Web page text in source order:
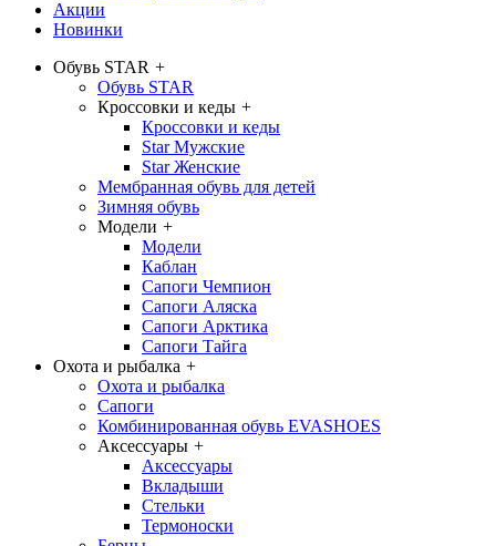
Акции
Новинки
Обувь STAR +
Обувь STAR
Кроссовки и кеды +
Кроссовки и кеды
Star Мужские
Star Женские
Мембранная обувь для детей
Зимняя обувь
Модели +
Модели
Каблан
Сапоги Чемпион
Сапоги Аляска
Сапоги Арктика
Сапоги Тайга
Охота и рыбалка +
Охота и рыбалка
Сапоги
Комбинированная обувь EVASHOES
Аксессуары +
Аксессуары
Вкладыши
Стельки
Термоноски